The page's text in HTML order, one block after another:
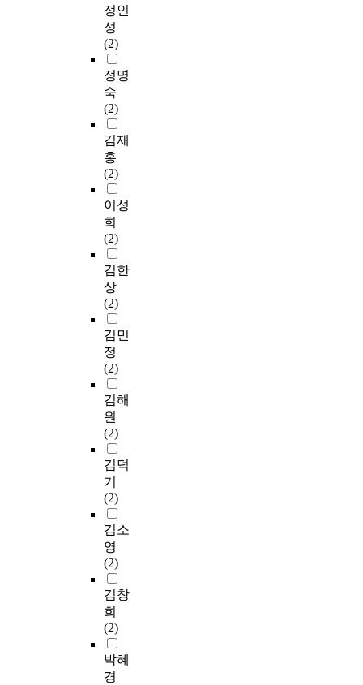
정인
성
(2)
정명
숙
(2)
김재
홍
(2)
이성
희
(2)
김한
상
(2)
김민
정
(2)
김해
원
(2)
김덕
기
(2)
김소
영
(2)
김창
희
(2)
박혜
경